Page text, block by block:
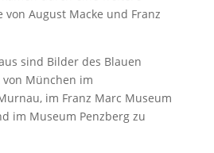
von August Macke und Franz
sind Bilder des Blauen
München im
im Franz Marc Museum
im Museum Penzberg zu